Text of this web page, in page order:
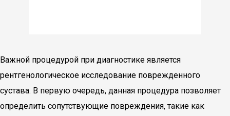
Важной процедурой при диагностике является
рентгенологическое исследование поврежденного
сустава. В первую очередь, данная процедура позволяет
определить сопутствующие повреждения, такие как